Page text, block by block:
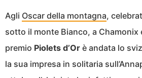
Agli Oscar della montagna,
sotto il monte Bianco, a Chamonix
premio Piolets d’Or è andata lo
la sua impresa in solitaria